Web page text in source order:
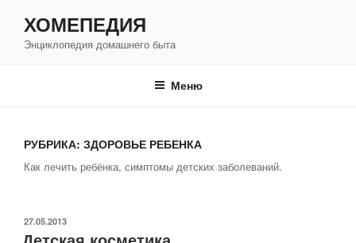
содержимому
ХОМЕПЕДИЯ
Энциклопедия домашнего быта
Меню
РУБРИКА: ЗДОРОВЬЕ РЕБЕНКА
Как лечить ребёнка, симптомы детских заболеваний.
ОПУБЛИКОВАНО
27.05.2013